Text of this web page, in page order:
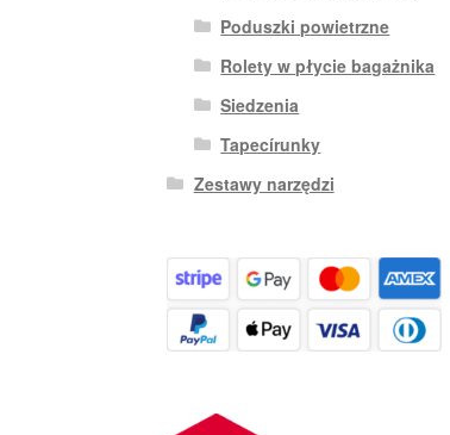
Poduszki powietrzne
Rolety w płycie bagażnika
Siedzenia
Tapecírunky
Zestawy narzędzi